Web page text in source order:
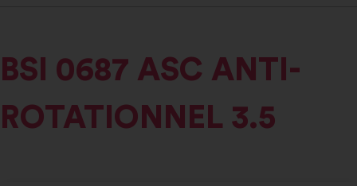
BSI 0687 ASC ANTI-
ROTATIONNEL 3.5